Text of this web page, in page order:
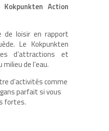
Action
de loisir en rapport
Le Kokpunkten
d’attractions et
de l’eau.
d’activités comme
parfait si vous
fortes.